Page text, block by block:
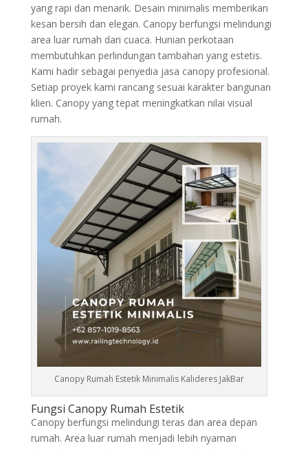
yang rapi dan menarik. Desain minimalis memberikan
kesan bersih dan elegan. Canopy berfungsi melindungi
area luar rumah dari cuaca. Hunian perkotaan
membutuhkan perlindungan tambahan yang estetis.
Kami hadir sebagai penyedia jasa canopy profesional.
Setiap proyek kami rancang sesuai karakter bangunan
klien. Canopy yang tepat meningkatkan nilai visual
rumah.
Canopy Rumah Estetik Minimalis Kalideres JakBar
Fungsi Canopy Rumah Estetik
Canopy berfungsi melindungi teras dan area depan
rumah. Area luar rumah menjadi lebih nyaman